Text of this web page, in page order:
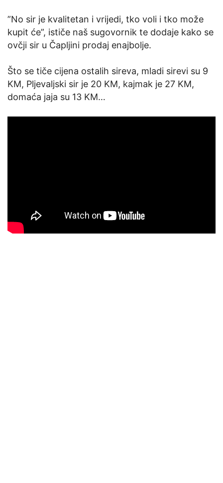
”No sir je kvalitetan i vrijedi, tko voli i tko može
kupit će”, ističe naš sugovornik te dodaje kako se
ovčji sir u Čapljini prodaj enajbolje.
Što se tiče cijena ostalih sireva, mladi sirevi su 9
KM, Pljevaljski sir je 20 KM, kajmak je 27 KM,
domaća jaja su 13 KM…